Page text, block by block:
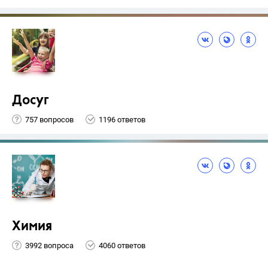
Досуг
757 вопросов 1196 ответов
Химия
3992 вопроса 4060 ответов